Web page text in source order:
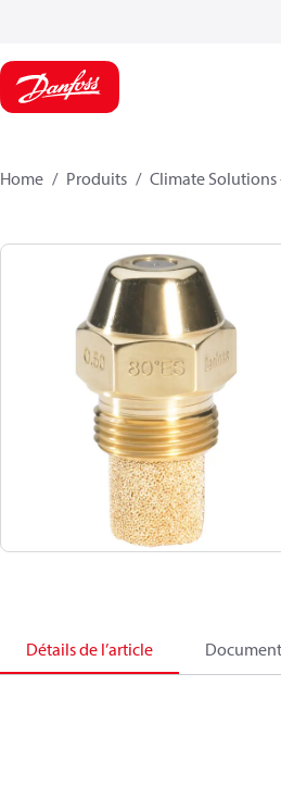
Home Produits Climate
Détails de l’article